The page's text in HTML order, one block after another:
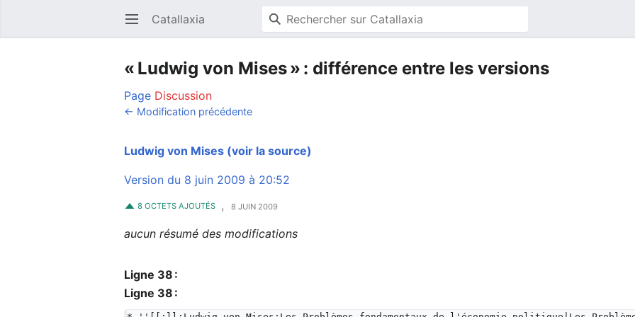
Ouvrir le menu principal Catallaxia
« Ludwig von Mises » : différence entre les versions
Page Discussion
← Modification précédente
Ludwig von Mises (voir la source)
Version du 8 juin 2009 à 20:52
8 OCTETS AJOUTÉS ,8 JUIN 2009
aucun résumé des modifications
Ligne 38 :
Ligne 38 :